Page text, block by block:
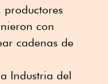
productores
con
cadenas de
Industria del